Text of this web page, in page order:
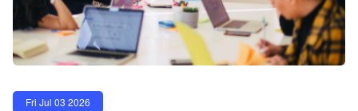
Fri Jul 03 2026